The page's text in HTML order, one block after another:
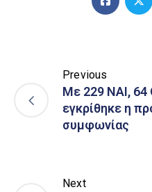
Previous
Με 229 ΝΑΙ, 64
εγκρίθηκε η
συμφωνίας
Next